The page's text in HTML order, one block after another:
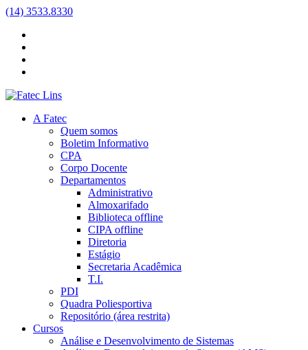
(14) 3533.8330
A Fatec
Quem somos
Boletim Informativo
CPA
Corpo Docente
Departamentos
Administrativo
Almoxarifado
Biblioteca offline
CIPA offline
Diretoria
Estágio
Secretaria Acadêmica
T.I.
PDI
Quadra Poliesportiva
Repositório (área restrita)
Cursos
Análise e Desenvolvimento de Sistemas